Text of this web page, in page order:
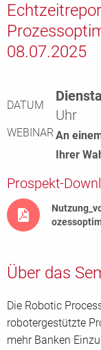
08.07.2025
DATUM
Uhr
WEBINARAn
Ihrer
Prospekt-
Über das
Die Robotic
robotergestützte
mehr Banken